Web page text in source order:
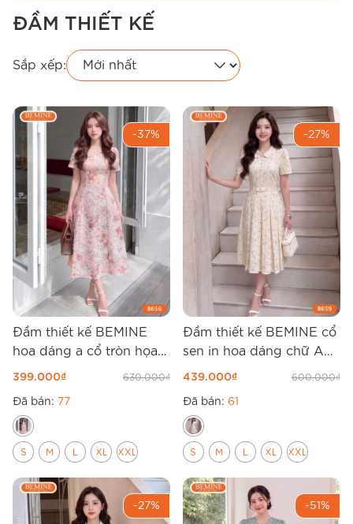
ĐẦM THIẾT KẾ
Sắp xếp:
-37%
Đầm thiết kế BEMINE
hoa dáng a cổ tròn họa
tiết hoa nổi B656
399.000₫ 630.000₫
Đã bán: 77
S M L XL XXL
-27%
Đầm thiết kế BEMINE cổ
sen in hoa dáng chữ A
B659
439.000₫ 600.000₫
Đã bán: 61
S M L XL XXL
-27% -51%